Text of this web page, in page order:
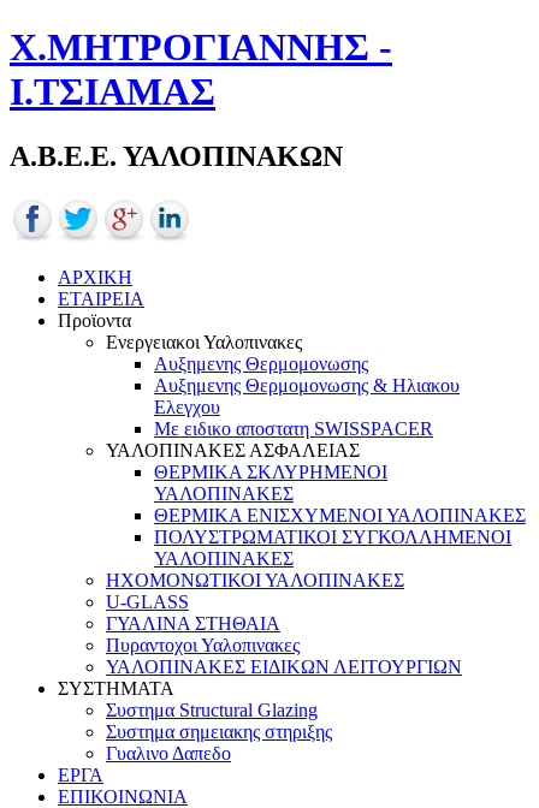
Χ.ΜΗΤΡΟΓΙΑΝΝΗΣ -
Ι.ΤΣΙΑΜΑΣ
Α.Β.Ε.Ε. ΥΑΛΟΠΙΝΑΚΩΝ
ΑΡΧΙΚΗ
ΕΤΑΙΡΕΙΑ
Προϊοντα
Ενεργειακοι Υαλοπινακες
Αυξημενης Θερμομονωσης
Αυξημενης Θερμομονωσης & Ηλιακου
Ελεγχου
Με ειδικο αποστατη SWISSPACER
ΥΑΛΟΠΙΝΑΚΕΣ ΑΣΦΑΛΕΙΑΣ
ΘΕΡΜΙΚΑ ΣΚΛΥΡΗΜΕΝΟΙ
ΥΑΛΟΠΙΝΑΚΕΣ
ΘΕΡΜΙΚΑ ΕΝΙΣΧΥΜΕΝΟΙ ΥΑΛΟΠΙΝΑΚΕΣ
ΠΟΛΥΣΤΡΩΜΑΤΙΚΟΙ ΣΥΓΚΟΛΛΗΜΕΝΟΙ
ΥΑΛΟΠΙΝΑΚΕΣ
ΗΧΟΜΟΝΩΤΙΚΟΙ ΥΑΛΟΠΙΝΑΚΕΣ
U-GLASS
ΓΥΑΛΙΝΑ ΣΤΗΘΑΙΑ
Πυραντοχοι Υαλοπινακες
ΥΑΛΟΠΙΝΑΚΕΣ ΕΙΔΙΚΩΝ ΛΕΙΤΟΥΡΓΙΩΝ
ΣΥΣΤΗΜΑΤΑ
Συστημα Structural Glazing
Συστημα σημειακης στηριξης
Γυαλινο Δαπεδο
ΕΡΓΑ
ΕΠΙΚΟΙΝΩΝΙΑ